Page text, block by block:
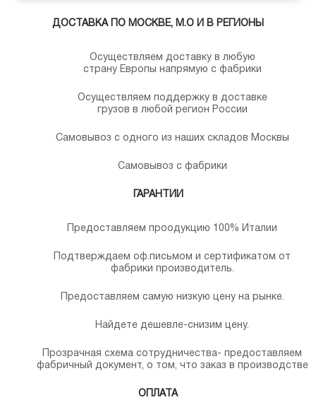
ДОСТАВКА ПО МОСКВЕ, М.О И В РЕГИОНЫ
Осуществляем доставку в любую
страну Европы напрямую с фабрики
Осуществляем поддержку в доставке
грузов в любой регион России
Самовывоз с одного из наших складов Москвы
Самовывоз с фабрики
ГАРАНТИИ
Предоставляем проодукцию 100% Италии
Подтверждаем оф.письмом и сертификатом от
фабрики производитель.
Предоставляем самую низкую цену на рынке.
Найдете дешевле-снизим цену.
Прозрачная схема сотрудничества- предоставляем
фабричный документ, о том, что заказ в производстве
ОПЛАТА